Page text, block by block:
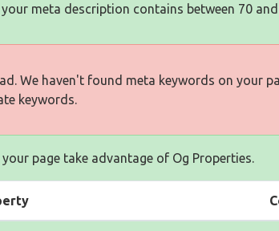
your meta description contains between 70
We haven't found meta keywords on your
keywords.
page take advantage of Og Properties.